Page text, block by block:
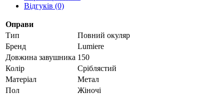
Відгуків (0)
Оправи
Тип
Повний окуляр
Бренд
Lumiere
Довжина завушника 150
Колір
Сріблястий
Матеріал
Метал
Пол
Жіночі